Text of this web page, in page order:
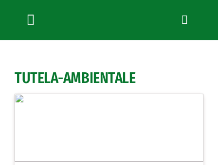
Toggle
Navigation
News
Bandi
TUTELA-AMBIENTALE